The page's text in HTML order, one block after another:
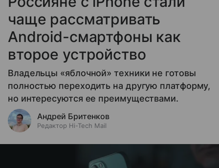
чаще рассматривать
Android-смартфоны как
второе устройство
Владельцы «яблочной» техники не готовы
полностью переходить на другую платформу,
но интересуются ее преимуществами.
Андрей Бритенков
Редактор Hi-Tech Mail